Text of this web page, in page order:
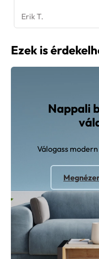
Erik T.
Ezek is
Nappali
Válogass